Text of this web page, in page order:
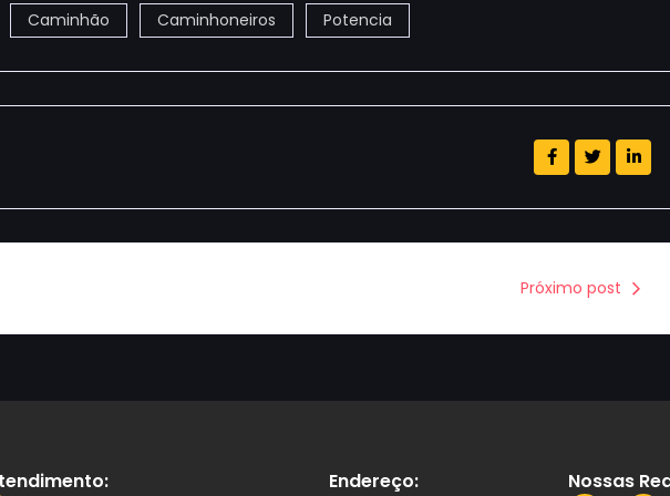
Caminhão Caminhoneiros Potencia
Próximo post
Endereço: Nossas